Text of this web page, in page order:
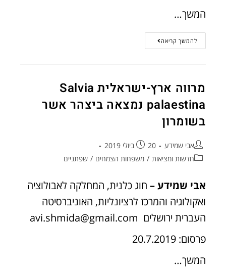
המשך…
להמשך קריאה
מרווה ארץ-ישראלית Salvia
palaestina נמצאה ביצהר אשר
בשומרון
אבי שמידע
20 ביולי 2019
חדשות ומציאות / משפחות הצמחים / שפתניים
אבי שמידע – חוג כלנית, המחלקה לאבולוציה
ואקולוגיה והמרכז לרציונליות, האוניברסיטה
העברית ירושלים avi.shmida@gmail.com
פרסום: 20.7.2019
המשך…